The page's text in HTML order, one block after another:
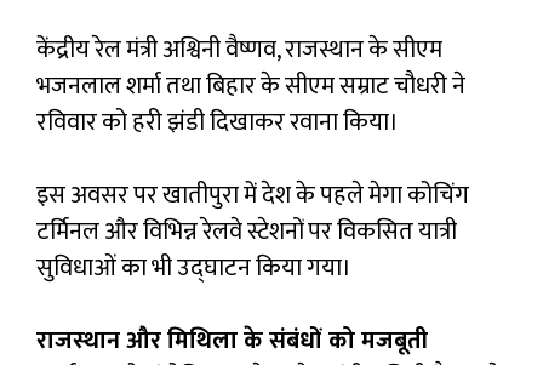
केंद्रीय रेल मंत्री अश्विनी वैष्णव, राजस्थान के सीएम
भजनलाल शर्मा तथा बिहार के सीएम सम्राट चौधरी ने
रविवार को हरी झंडी दिखाकर रवाना किया।
इस अवसर पर खातीपुरा में देश के पहले मेगा कोचिंग
टर्मिनल और विभिन्न रेलवे स्टेशनों पर विकसित यात्री
सुविधाओं का भी उद्घाटन किया गया।
राजस्‍थान और म‍िथ‍िला के संबंधों को मजबूती